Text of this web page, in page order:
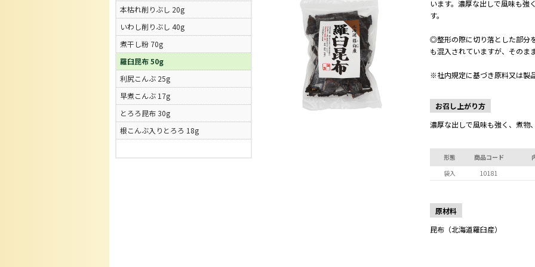
本枯れ削りぶし 20g
いわし削りぶし 40g
煮干し粉 70g
羅臼昆布 50g
利尻こんぶ 25g
早煮こんぶ 17g
とろろ昆布 30g
根こんぶ入りとろろ 18g
います。濃厚な出しで風味も強
す。
◎整形の際に切り落とした部分
も混入されていますが、そのま
※社内規定に基づき原料又は製
お召し上がり方
濃厚な出しで風味も強く、煮物
形態 商品コード
袋入
10181
原材料
昆布（北海道羅臼産）